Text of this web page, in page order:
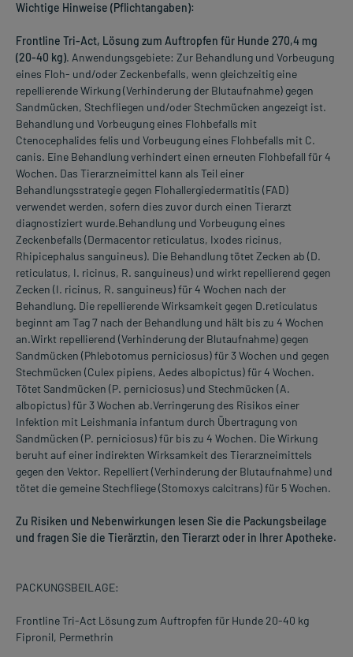
Wichtige Hinweise (Pflichtangaben):
Frontline Tri-Act, Lösung zum Auftropfen für Hunde 270,4 mg
(20-40 kg). Anwendungsgebiete: Zur Behandlung und Vorbeugung
eines Floh- und/oder Zeckenbefalls, wenn gleichzeitig eine
repellierende Wirkung (Verhinderung der Blutaufnahme) gegen
Sandmücken, Stechfliegen und/oder Stechmücken angezeigt ist.
Behandlung und Vorbeugung eines Flohbefalls mit
Ctenocephalides felis und Vorbeugung eines Flohbefalls mit C.
canis. Eine Behandlung verhindert einen erneuten Flohbefall für 4
Wochen. Das Tierarzneimittel kann als Teil einer
Behandlungsstrategie gegen Flohallergiedermatitis (FAD)
verwendet werden, sofern dies zuvor durch einen Tierarzt
diagnostiziert wurde.Behandlung und Vorbeugung eines
Zeckenbefalls (Dermacentor reticulatus, Ixodes ricinus,
Rhipicephalus sanguineus). Die Behandlung tötet Zecken ab (D.
reticulatus, I. ricinus, R. sanguineus) und wirkt repellierend gegen
Zecken (I. ricinus, R. sanguineus) für 4 Wochen nach der
Behandlung. Die repellierende Wirksamkeit gegen D.reticulatus
beginnt am Tag 7 nach der Behandlung und hält bis zu 4 Wochen
an.Wirkt repellierend (Verhinderung der Blutaufnahme) gegen
Sandmücken (Phlebotomus perniciosus) für 3 Wochen und gegen
Stechmücken (Culex pipiens, Aedes albopictus) für 4 Wochen.
Tötet Sandmücken (P. perniciosus) und Stechmücken (A.
albopictus) für 3 Wochen ab.Verringerung des Risikos einer
Infektion mit Leishmania infantum durch Übertragung von
Sandmücken (P. perniciosus) für bis zu 4 Wochen. Die Wirkung
beruht auf einer indirekten Wirksamkeit des Tierarzneimittels
gegen den Vektor. Repelliert (Verhinderung der Blutaufnahme) und
tötet die gemeine Stechfliege (Stomoxys calcitrans) für 5 Wochen.
Zu Risiken und Nebenwirkungen lesen Sie die Packungsbeilage
und fragen Sie die Tierärztin, den Tierarzt oder in Ihrer Apotheke.
PACKUNGSBEILAGE:
Frontline Tri-Act Lösung zum Auftropfen für Hunde 20-40 kg
Fipronil, Permethrin